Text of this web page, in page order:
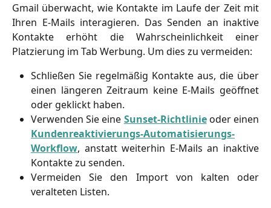
Gmail überwacht, wie Kontakte im Laufe der Zeit mit
Ihren E-Mails interagieren. Das Senden an inaktive
Kontakte erhöht die Wahrscheinlichkeit einer
Platzierung im Tab Werbung. Um dies zu vermeiden:
Schließen Sie regelmäßig Kontakte aus, die über
einen längeren Zeitraum keine E-Mails geöffnet
oder geklickt haben.
Verwenden Sie eine Sunset-Richtlinieoder einen
Kundenreaktivierungs-Automatisierungs-
Workflow, anstatt weiterhin E-Mails an inaktive
Kontakte zu senden.
Vermeiden Sie den Import von kalten oder
veralteten Listen.